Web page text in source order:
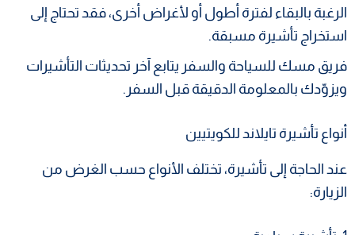
الرغبة بالبقاء لفترة أطول أو لأغراض أخرى، فقد تحتاج إلى
استخراج تأشيرة مسبقة.
فريق مسك للسياحة والسفر يتابع آخر تحديثات التأشيرات
ويزوّدك بالمعلومة الدقيقة قبل السفر.
أنواع تأشيرة تايلاند للكويتيين
عند الحاجة إلى تأشيرة، تختلف الأنواع حسب الغرض من
الزيارة: